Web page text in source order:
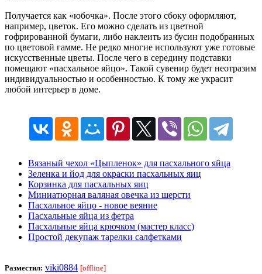
Получается как «юбочка». После этого сбоку оформляют,
например, цветок. Его можно сделать из цветной
гофрированной бумаги, либо наклеить из бусин подобранных
по цветовой гамме. Не редко многие используют уже готовые
искусственные цветы. После чего в середину подставки
помещают «пасхальное яйцо». Такой сувенир будет неотразим
индивидуальностью и особенностью. К тому же украсит
любой интерьер в доме.
Вязаный чехол «Цыпленок» для пасхального яйца
Зеленка и йод для окраски пасхальных яиц
Корзинка для пасхальных яиц
Миниатюрная валяная овечка из шерсти
Пасхальное яйцо - новое веяние
Пасхальные яйца из фетра
Пасхальные яйца крючком (мастер класс)
Простой декупаж тарелки салфетками
Разместил: viki0884 [offline]